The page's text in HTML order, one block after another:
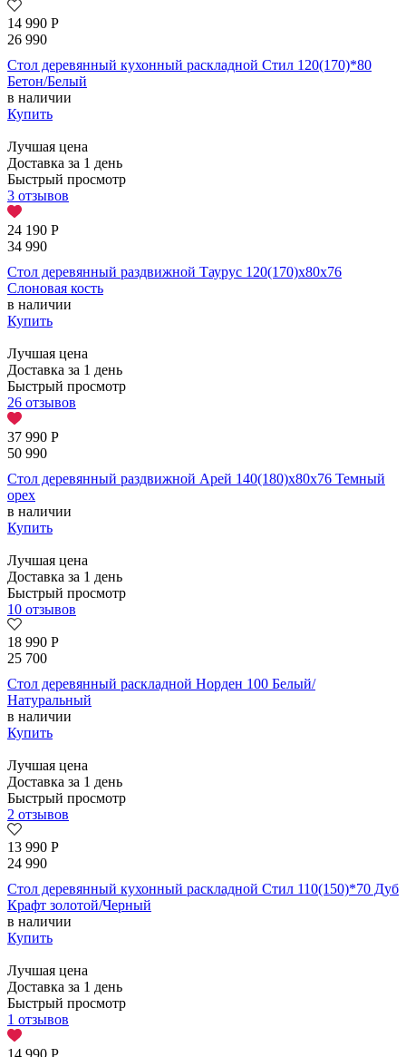
14 990 Р
26 990
Стол деревянный кухонный раскладной Стил 120(170)*80
Бетон/Белый
в наличии
Купить
Лучшая цена
Доставка за 1 день
Быстрый просмотр
3 отзывов
24 190 Р
34 990
Стол деревянный раздвижной Таурус 120(170)х80х76
Cлоновая кость
в наличии
Купить
Лучшая цена
Доставка за 1 день
Быстрый просмотр
26 отзывов
37 990 Р
50 990
Стол деревянный раздвижной Арей 140(180)х80х76 Темный
орех
в наличии
Купить
Лучшая цена
Доставка за 1 день
Быстрый просмотр
10 отзывов
18 990 Р
25 700
Стол деревянный раскладной Норден 100 Белый/
Натуральный
в наличии
Купить
Лучшая цена
Доставка за 1 день
Быстрый просмотр
2 отзывов
13 990 Р
24 990
Стол деревянный кухонный раскладной Стил 110(150)*70 Дуб
Крафт золотой/Черный
в наличии
Купить
Лучшая цена
Доставка за 1 день
Быстрый просмотр
1 отзывов